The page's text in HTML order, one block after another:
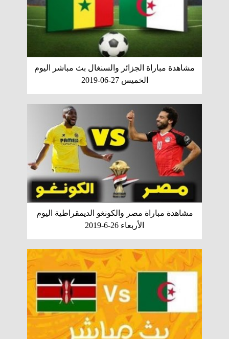
مشاهدة مباراة الجزائر والسنغال بث مباشر اليوم
الخميس 27-06-2019
مشاهدة مباراة مصر والكونغو الديمقراطية اليوم
الأربعاء 26-6-2019